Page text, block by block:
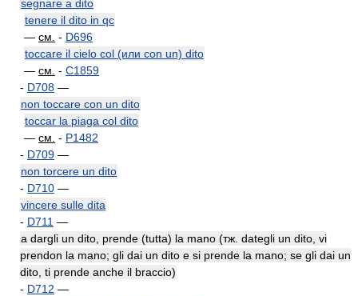
segnare a dito
tenere il dito in qc
— см. - D696
toccare il cielo col (или con un) dito
— см. - C1859
- D708 —
non toccare con un dito
toccar la piaga col dito
— см. - P1482
- D709 —
non torcere un dito
- D710 —
vincere sulle dita
- D711 —
a dargli un dito, prende (tutta) la mano (тж. dategli un dito, vi
prendon la mano; gli dai un dito e si prende la mano; se gli dai un
dito, ti prende anche il braccio)
- D712 —